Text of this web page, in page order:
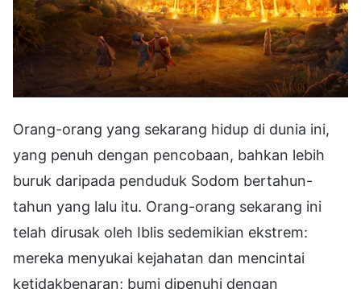
Orang-orang yang sekarang hidup di dunia ini,
yang penuh dengan pencobaan, bahkan lebih
buruk daripada penduduk Sodom bertahun-
tahun yang lalu itu. Orang-orang sekarang ini
telah dirusak oleh Iblis sedemikian ekstrem:
mereka menyukai kejahatan dan mencintai
ketidakbenaran; bumi dipenuhi dengan